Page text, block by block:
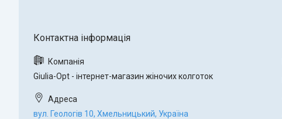
Giulia-Opt - інтернет-магазин жіночих колготок
вул. Геологів 10, Хмельницький, Україна